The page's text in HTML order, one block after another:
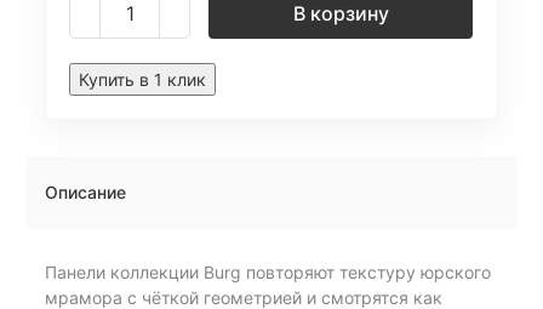
В корзину
Купить в 1 клик
Описание
Панели коллекции Burg повторяют текстуру юрского
мрамора с чёткой геометрией и смотрятся как